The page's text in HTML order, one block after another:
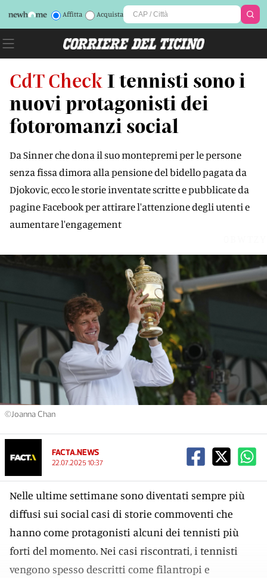
Affitta Acquista
CdT Check I tennisti sono i
nuovi protagonisti dei
fotoromanzi social
Da Sinner che dona il suo montepremi per le persone
senza fissa dimora alla pensione del bidello pagata da
Djokovic, ecco le storie inventate scritte e pubblicate da
pagine Facebook per attirare l'attenzione degli utenti e
aumentare l'engagement
©Joanna Chan
FACTA.NEWS
22.07.2025 10:37
Nelle ultime settimane sono diventati sempre più
diffusi sui social casi di storie commoventi che
hanno come protagonisti alcuni dei tennisti più
forti del momento. Nei casi riscontrati, i tennisti
vengono spesso descritti come filantropi e